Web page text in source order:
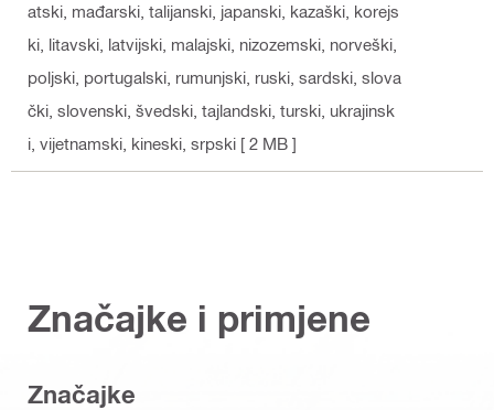
atski, mađarski, talijanski, japanski, kazaški, korejs
ki, litavski, latvijski, malajski, nizozemski, norveški,
poljski, portugalski, rumunjski, ruski, sardski, slova
čki, slovenski, švedski, tajlandski, turski, ukrajinsk
i, vijetnamski, kineski, srpski [ 2 MB ]
Značajke i primjene
Značajke